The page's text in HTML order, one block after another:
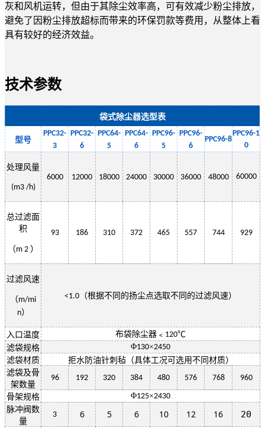
灰和风机运转，但由于其除尘效率高，可有效减少粉尘排放，
避免了因粉尘排放超标而带来的环保罚款等费用，从整体上看
具有较好的经济效益。
技术参数
袋式除尘器选型表
型号
PPC32-
3
PPC32-
6
PPC64-
5
PPC64-
6
PPC96-
5
PPC96-
6
PPC96-8
PPC96-1
0
处理风量
(m3 /h)
6000 12000 18000 24000 30000 36000 48000 60000
总过滤面
积
（m 2 ）
93 186 310 372 465 557 744 929
过滤风速
（m/mi
n）
<1.0 （根据不同的扬尘点选取不同的过滤风速）
入口温度 布袋除尘器﹤ 120℃
滤袋规格
Φ130×2450
滤袋材质
拒水防油针刺毡（具体工况可选用不同材质）
滤袋及骨
架数量
96 192 320 384 480 576 768 960
骨架规格 Φ125×2430
脉冲阀数
量
3 6 5 6 10 12 16 20